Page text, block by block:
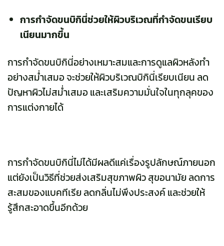
การกำจัดขนบิกินี่ช่วยให้ผิวบริเวณที่กำจัดขนเรียบ
เนียนมากขึ้น
การกำจัดขนบิกินี่อย่างเหมาะสมและการดูแลผิวหลังทำ
อย่างสม่ำเสมอ จะช่วยให้ผิวบริเวณบิกินี่เรียบเนียน ลด
ปัญหาผิวไม่สม่ำเสมอ และเสริมความมั่นใจในทุกลุคของ
การแต่งกายได้
การกำจัดขนบิกินี่ไม่ได้มีผลดีแค่เรื่องรูปลักษณ์ภายนอก
แต่ยังเป็นวิธีที่ช่วยส่งเสริมสุขภาพผิว สุขอนามัย ลดการ
สะสมของแบคทีเรีย ลดกลิ่นไม่พึงประสงค์ และช่วยให้
รู้สึกสะอาดขึ้นอีกด้วย